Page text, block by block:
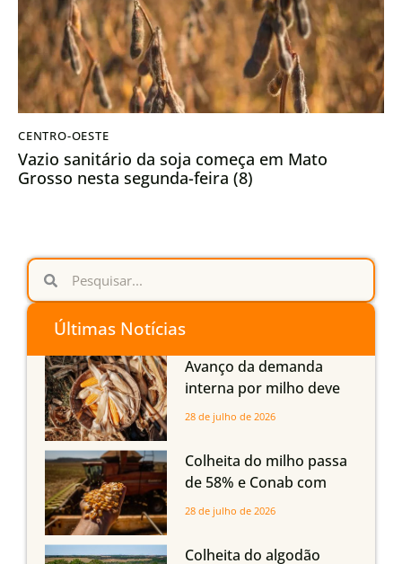
CENTRO-OESTE
Vazio sanitário da soja começa em Mato
Grosso nesta segunda-feira (8)
Últimas Notícias
Avanço da demanda
interna por milho deve
compensar aumento da
em Mato Grosso, aponta
Imea
28 de julho de 2026
Colheita do milho passa
de 58% e Conab com
boas produtividades em
quedas em Tocantins,
28 de julho de 2026
Colheita do algodão